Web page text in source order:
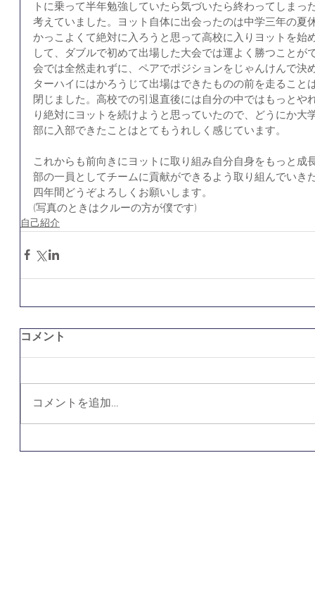
トに乗って半年勉強していたら気づいたら終わってしまっ
考えていました。ヨット自体に出会ったのは中学三年の夏
かっこよくて絶対に入ろうと思って高校に入りヨットを始
して、ダブルで初めて出場した大会では運よく勝つことが
会では全然走れずに、ペアでポジションをじゃんけんで決
ターハイにはかろうじて出場はできたものの前を走ること
閉じました。高校での引退直後には自分の中ではもっとや
り絶対にヨットを続けようと思っていたので、どうにか大
部に入部できたことはとてもうれしく感じています。
これからも前向きにヨットに取り組み自分自身をもっと成
部の一員としてチームに貢献ができるよう取り組んでいき
四年間どうぞよろしくお願いします。
(写真のときはクルーの方が僕です)
自己紹介
コメント
コメントを追加…